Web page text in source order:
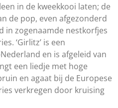
in de kweekkooi laten; de
de pop, even afgezonderd
in zogenaamde nestkorfjes
‘Girlitz’ is een
en is afgeleid van
een liedje met hoge
en agaat bij de Europese
verkregen door kruising